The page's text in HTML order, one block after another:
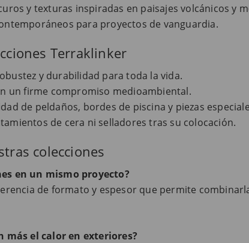
y texturas inspiradas en paisajes volcánicos y
para proyectos de vanguardia.
Terraklinker
y durabilidad para toda la vida.
un firme compromiso medioambiental.
de peldaños, bordes de piscina y piezas
de cera ni selladores tras su colocación.
colecciones
en un mismo proyecto?
de formato y espesor que permite
más el calor en exteriores?